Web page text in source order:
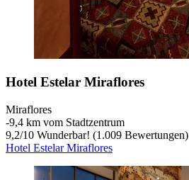
Hotel Estelar Miraflores
Miraflores
‐9,4 km vom Stadtzentrum
9,2/10 Wunderbar! (1.009 Bewertungen)
Hotel Estelar Miraflores